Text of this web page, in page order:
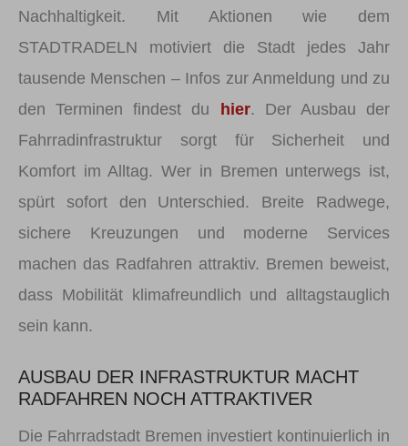
Nachhaltigkeit. Mit Aktionen wie dem
STADTRADELN motiviert die Stadt jedes Jahr
tausende Menschen – Infos zur Anmeldung und zu
den Terminen findest du hier. Der Ausbau der
Fahrradinfrastruktur sorgt für Sicherheit und
Komfort im Alltag. Wer in Bremen unterwegs ist,
spürt sofort den Unterschied. Breite Radwege,
sichere Kreuzungen und moderne Services
machen das Radfahren attraktiv. Bremen beweist,
dass Mobilität klimafreundlich und alltagstauglich
sein kann.
AUSBAU DER INFRASTRUKTUR MACHT
RADFAHREN NOCH ATTRAKTIVER
Die Fahrradstadt Bremen investiert kontinuierlich in